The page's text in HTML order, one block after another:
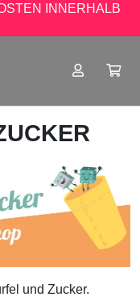
INNERHALB
und Zucker.